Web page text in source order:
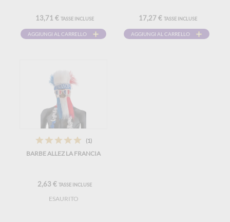
13,71 € TASSE INCLUSE
AGGIUNGI AL CARRELLO
17,27 € TASSE INCLUSE
AGGIUNGI AL CARRELLO
(1)
BARBE ALLEZ LA FRANCIA
2,63 € TASSE INCLUSE
ESAURITO